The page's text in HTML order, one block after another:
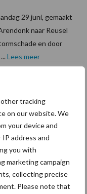
tracking
on our website. We
your device and
address and
you with
marketing campaign
collecting precise
Please note that
29 juni, gemaakt
naar Reusel
en door
Lees meer
melkvee
bedrijf
Milk &
More
zet in op
bodemg